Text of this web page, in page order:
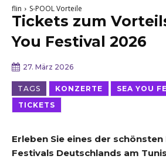
flin S-POOL Vorteile
Tickets zum
You Festival 2026
27. März 2026
TAGS KONZERTE
SEA YOU
TICKETS
Erleben Sie eines der
Festivals Deutschlands am